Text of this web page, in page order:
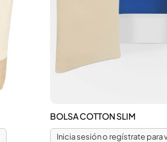
BOLSA COTTON SLIM
Inicia sesión o regístrate para